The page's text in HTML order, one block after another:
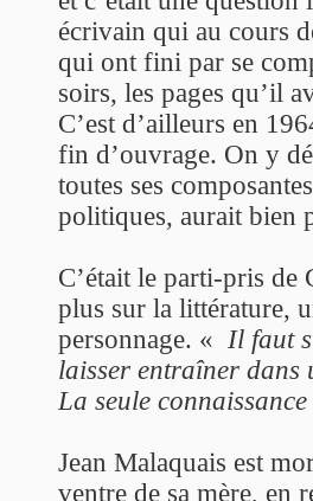
écrivain qui au cours
qui ont fini par se
soirs, les pages qu’il
C’est d’ailleurs en
fin d’ouvrage. On y
toutes ses
politiques, aurait bien
C’était le parti-pris de
plus sur la littérature,
personnage. « Il faut
laisser entraîner
La seule
Jean Malaquais est
ventre de sa mère, en